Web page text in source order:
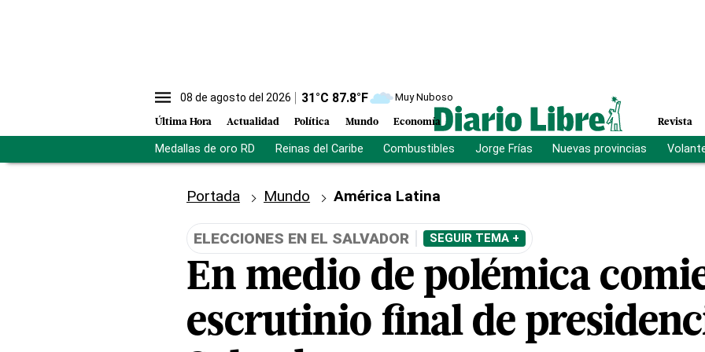
08 de agosto del 2026 31°C 87.8°F Muy Nuboso
Última Hora Actualidad Política Mundo Economía Revista
Medallas de oro RD Reinas del Caribe Combustibles Jorge Frías Nuevas provincias
Portada Mundo América Latina
ELECCIONES EN EL SALVADOR SEGUIR TEMA +
En medio de polémica
escrutinio final de